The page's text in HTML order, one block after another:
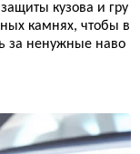
кузова и гру
камнях, чтобы в
за ненужные наво